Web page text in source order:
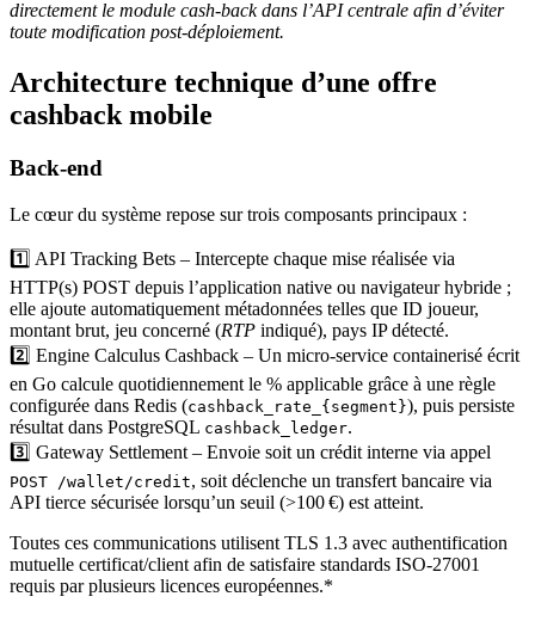
directement le module cash‑back dans l’API centrale afin d’éviter
toute modification post‑déploiement.
Architecture technique d’une offre
cashback mobile
Back‑end
Le cœur du système repose sur trois composants principaux :
1️⃣ API Tracking Bets – Intercepte chaque mise réalisée via
HTTP(s) POST depuis l’application native ou navigateur hybride ;
elle ajoute automatiquement métadonnées telles que ID joueur,
montant brut, jeu concerné (RTP indiqué), pays IP détecté.
2️⃣ Engine Calculus Cashback – Un micro‑service containerisé écrit
en Go calcule quotidiennement le % applicable grâce à une règle
configurée dans Redis (cashback_rate_{segment}), puis persiste
résultat dans PostgreSQL cashback_ledger.
3️⃣ Gateway Settlement – Envoie soit un crédit interne via appel
POST /wallet/credit, soit déclenche un transfert bancaire via
API tierce sécurisée lorsqu’un seuil (>100 €) est atteint.
Toutes ces communications utilisent TLS 1.3 avec authentification
mutuelle certificat/client afin de satisfaire standards ISO‑27001
requis par plusieurs licences européennes.*